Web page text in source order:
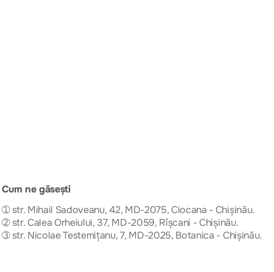
Cum ne găsești
➀ str. Mihail Sadoveanu, 42, MD-2075, Ciocana - Chișinău.
➁ str. Calea Orheiului, 37, MD-2059, Rîșcani - Chișinău.
➂ str. Nicolae Testemițanu, 7, MD-2025, Botanica - Chișinău.